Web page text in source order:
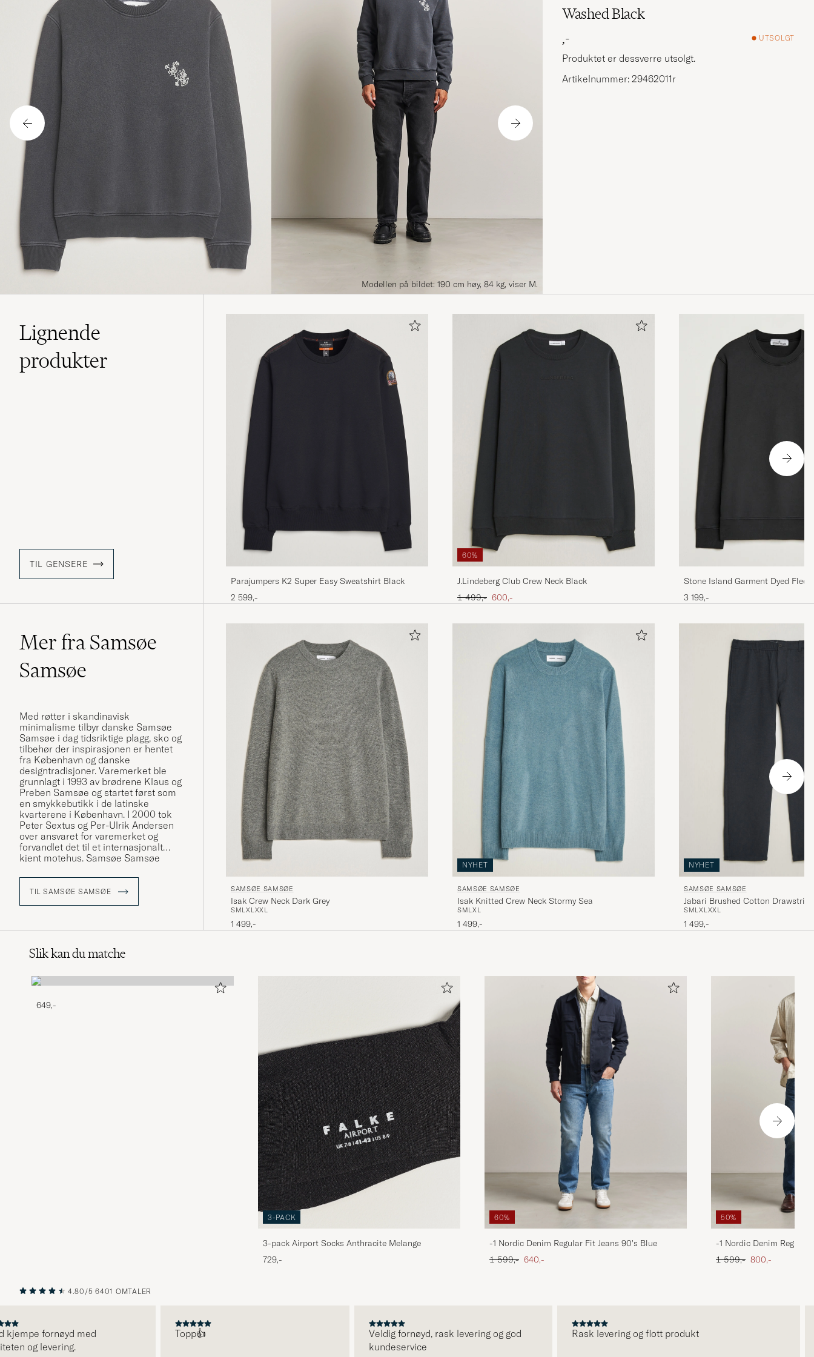
Modellen på bildet: 190 cm høy, 84 kg, viser M.
Washed Black
,-
UTSOLGT
Produktet er dessverre utsolgt.
Artikelnummer: 29462011r
Lignende
produkter
TIL GENSERE
Parajumpers K2 Super Easy Sweatshirt Black
2 599,-
60%
J.Lindeberg Club Crew Neck Black
Ordinær pris
1 499,- Nedsatt pris
600,-
Stone Island Garment Dyed
Black
3 199,-
Mer fra Samsøe
Samsøe
Med røtter i skandinavisk
minimalisme tilbyr danske Samsøe
Samsøe i dag tidsriktige plagg, sko og
tilbehør der inspirasjonen er hentet
fra København og danske
designtradisjoner. Varemerket ble
grunnlagt i 1993 av brødrene Klaus og
Preben Samsøe og startet først som
en smykkebutikk i de latinske
kvarterene i København. I 2000 tok
Peter Sextus og Per-Ulrik Andersen
over ansvaret for varemerket og
forvandlet det til et internasjonalt
kjent motehus. Samsøe Samsøe
designer allsidige plagg i myke snitt.
TIL SAMSØE SAMSØE SAMSØE SAMSØE
Isak Crew Neck Dark Grey
SMLXL XXL
1 499,-
NYHET
SAMSØE SAMSØE
Isak Knitted Crew Neck Stormy Sea
SMLXL
1 499,-
NYHET
SAMSØE SAMSØE
Jabari Brushed Cotton
Grey Melange
SMLXL XXL
1 499,-
Slik kan du matche
649,-
3-PACK
3-pack Airport Socks Anthracite Melange
729,-
60%
-1 Nordic Denim Regular Fit Jeans 90's Blue
Ordinær pris
1 599,- Nedsatt pris
640,-
50%
-1 Nordic Denim Regular
Ordinær pris
1 599,- Nedsatt pris
800,-
NESTE
4.80/5 6401 OMTALER
fornøyd med
og levering.
Topp👍
Veldig fornøyd, rask levering og god
kundeservice
Rask levering og flott produkt